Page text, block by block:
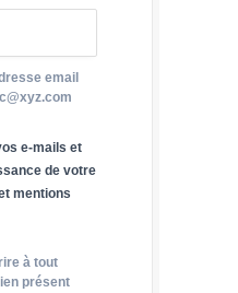
email
e-mails et
de votre
mentions
à tout
présent